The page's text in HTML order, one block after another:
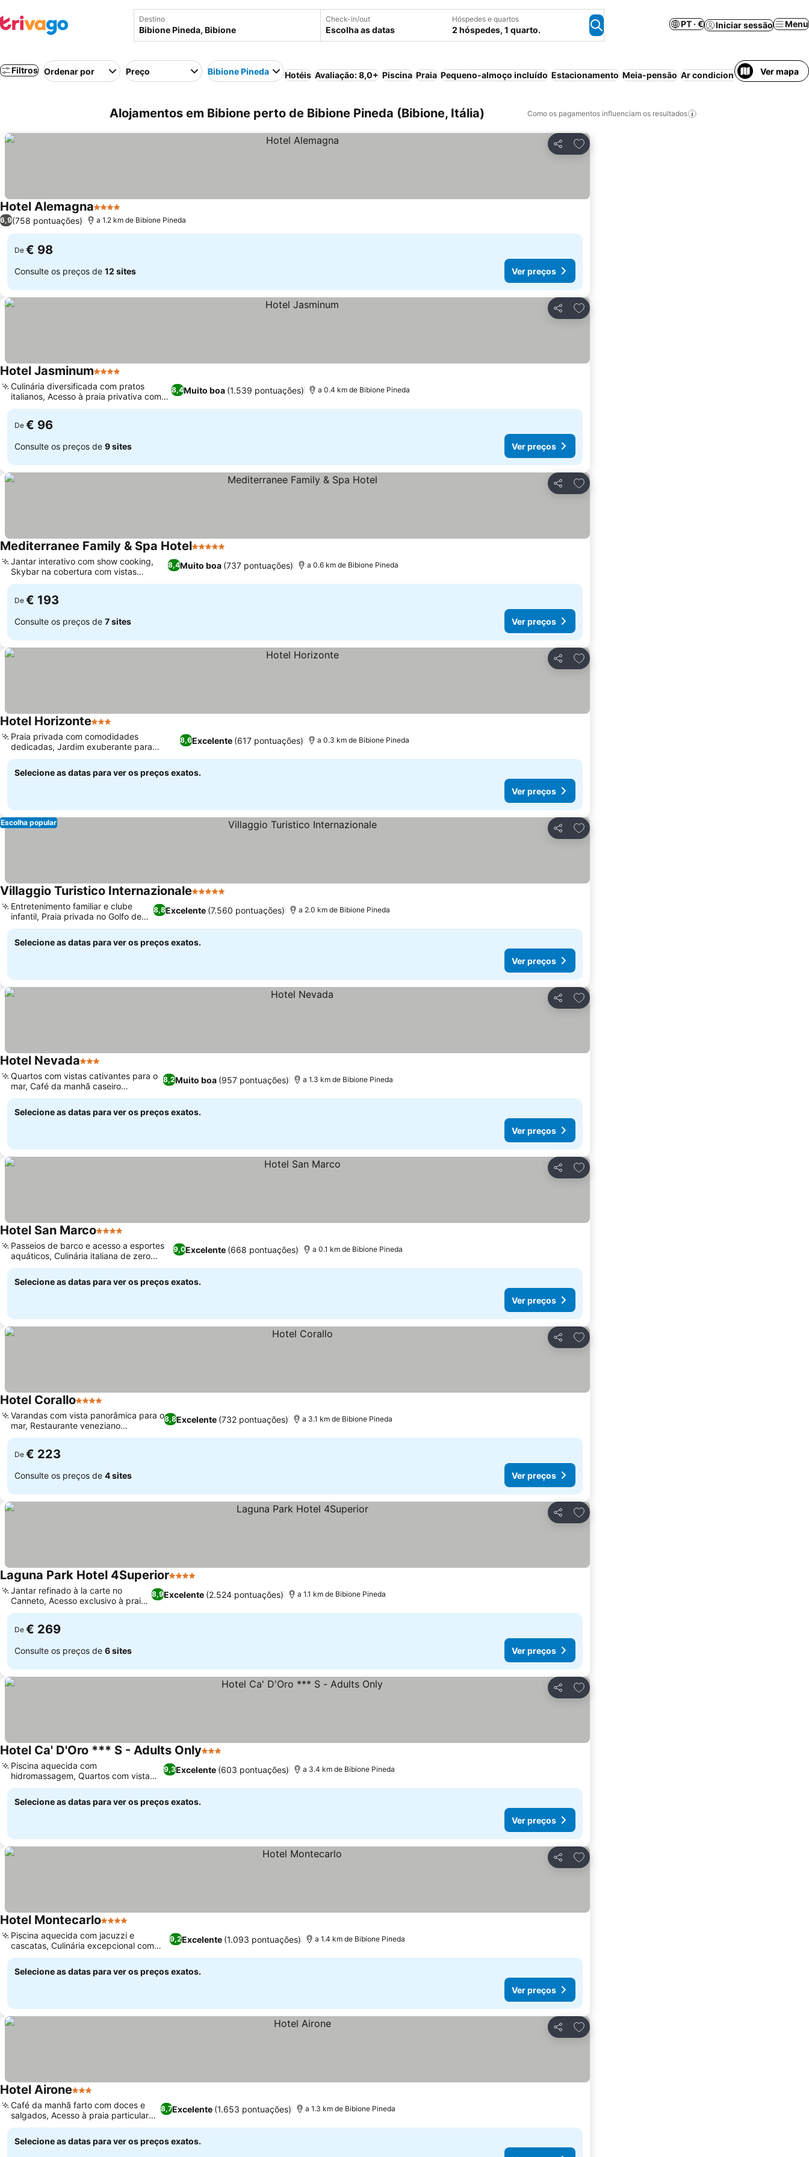
Destino Check-in/out
Escolha as datas
Hóspedes e quartos
2 hóspedes, 1 quarto.
PT · € Iniciar sessão Menu
Filtros Ordenar por Preço Bibione Pineda Hotéis Avaliação: 8,0+ Piscina Praia Pequeno-almoço incluído Estacionamento Meia-pensão Ar condicionado Pensão
Ver mapa
Alojamentos em Bibione perto de Bibione Pineda (Bibione, Itália) Como os pagamentos influenciam os resultados
Partilhar
Adicionar aos favoritos
Hotel Alemagna4 Estrelas
6,9(758 pontuações) a 1.2 km de Bibione Pineda
De € 98
Consulte os preços de 12 sites Ver preços
Partilhar
Adicionar aos favoritos
Hotel Jasminum4 Estrelas
8,4Muito boa (1.539 pontuações)
Culinária diversificada com pratos
italianos, Acesso à praia privativa com
comodidades
a 0.4 km de Bibione Pineda
De € 96
Consulte os preços de 9 sites Ver preços
Partilhar
Adicionar aos favoritos
Mediterranee Family & Spa Hotel5 Estrelas
8,4Muito boa (737 pontuações)
Jantar interativo com show cooking,
Skybar na cobertura com vistas
panorâmicas
a 0.6 km de Bibione Pineda
De € 193
Consulte os preços de 7 sites Ver preços
Partilhar
Adicionar aos favoritos
Hotel Horizonte3 Estrelas
8,6Excelente (617 pontuações)
Praia privada com comodidades
dedicadas, Jardim exuberante para
relaxamento tranquilo
a 0.3 km de Bibione Pineda
Selecione as datas para ver os preços exatos.
Ver preços
Partilhar
Adicionar aos favoritos
Escolha popular
Villaggio Turistico Internazionale5 Estrelas
8,8Excelente (7.560 pontuações)
Entretenimento familiar e clube
infantil, Praia privada no Golfo de
Veneza
a 2.0 km de Bibione Pineda
Selecione as datas para ver os preços exatos.
Ver preços
Partilhar
Adicionar aos favoritos
Hotel Nevada3 Estrelas
8,2Muito boa (957 pontuações)
Quartos com vistas cativantes para o
mar, Café da manhã caseiro
excepcional
a 1.3 km de Bibione Pineda
Selecione as datas para ver os preços exatos.
Ver preços
Partilhar
Adicionar aos favoritos
Hotel San Marco4 Estrelas
9,0Excelente (668 pontuações)
Passeios de barco e acesso a esportes
aquáticos, Culinária italiana de zero
quilômetro
a 0.1 km de Bibione Pineda
Selecione as datas para ver os preços exatos.
Ver preços
Partilhar
Adicionar aos favoritos
Hotel Corallo4 Estrelas
8,8Excelente (732 pontuações)
Varandas com vista panorâmica para o
mar, Restaurante veneziano
requintado
a 3.1 km de Bibione Pineda
De € 223
Consulte os preços de 4 sites Ver preços
Partilhar
Adicionar aos favoritos
Laguna Park Hotel 4Superior4 Estrelas
8,9Excelente (2.524 pontuações)
Jantar refinado à la carte no
Canneto, Acesso exclusivo à praia
privada
a 1.1 km de Bibione Pineda
De € 269
Consulte os preços de 6 sites Ver preços
Partilhar
Adicionar aos favoritos
Hotel Ca' D'Oro *** S - Adults Only3 Estrelas
9,3Excelente (603 pontuações)
Piscina aquecida com
hidromassagem, Quartos com vista
para o Mar Adriático
a 3.4 km de Bibione Pineda
Selecione as datas para ver os preços exatos.
Ver preços
Partilhar
Adicionar aos favoritos
Hotel Montecarlo4 Estrelas
9,2Excelente (1.093 pontuações)
Piscina aquecida com jacuzzi e
cascatas, Culinária excepcional com
vista para o mar
a 1.4 km de Bibione Pineda
Selecione as datas para ver os preços exatos.
Ver preços
Partilhar
Adicionar aos favoritos
Hotel Airone3 Estrelas
8,7Excelente (1.653 pontuações)
Café da manhã farto com doces e
salgados, Acesso à praia particular
incluído
a 1.3 km de Bibione Pineda
Selecione as datas para ver os preços exatos.